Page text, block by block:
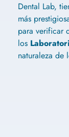
Dental Lab,
más
para verificar
los
naturaleza de